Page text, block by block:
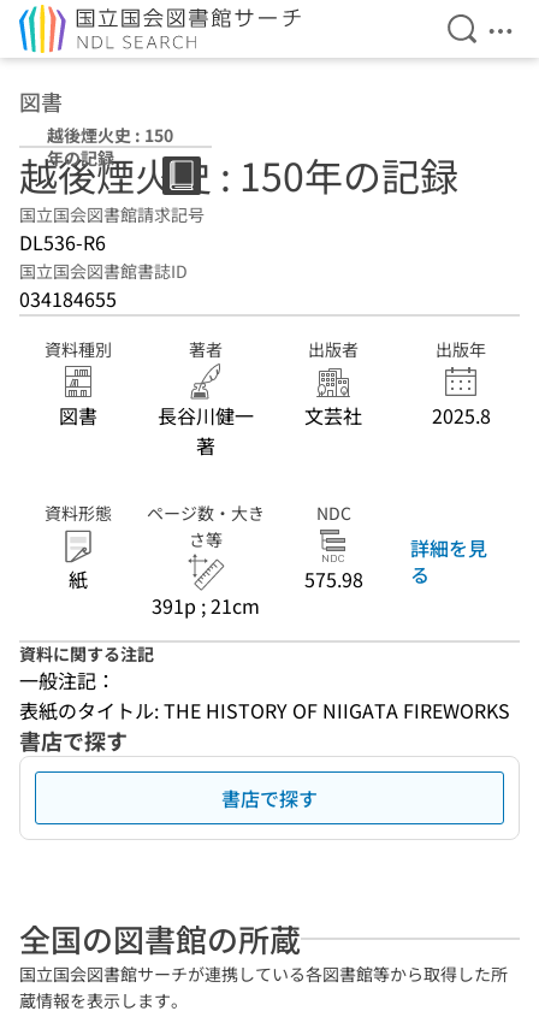
検索を
メ
図書
越後煙火史 : 150
年の記録
越後煙火史 : 150年の記録
国立国会図書館請求記号
DL536-R6
国立国会図書館書誌ID
034184655
資料種別
図書
著者
長谷川健一
著
出版者
文芸社
出版年
2025.8
資料形態
紙
ページ数・大き
さ等
391p ; 21cm
NDC
575.98
詳細を見
る
資料に関する注記
一般注記：
表紙のタイトル: THE HISTORY OF NIIGATA FIREWORKS
書店で探す
書店で探す
全国の図書館の所蔵
国立国会図書館サーチが連携している各図書館等から取得した所
蔵情報を表示します。